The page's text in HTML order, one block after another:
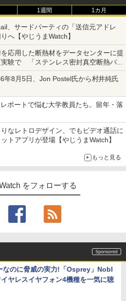
1週間 1カ月
、サードパーティの「送信元アドレ
へ【やじうまWatch】
応用した断熱材をデータセンターに提
験で 「ステンレス密封真空断熱パネ
8月5日、Jon Postel氏から村井純氏
ポートで悩む大学教員たち。留年・落
なレトロデザイン、でもビデオ通話に
トアプリが登場【やじうまWatch】
もっと見る
をフォローする
なのに脅威の実力!「Osprey」Nobl
ヤレスイヤフォン4機種を一気に聴